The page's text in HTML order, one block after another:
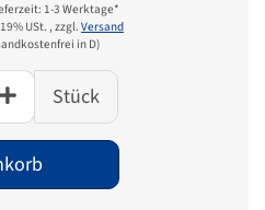
1-3 Werktage*
USt. , zzgl.Versand
in D)
Stück